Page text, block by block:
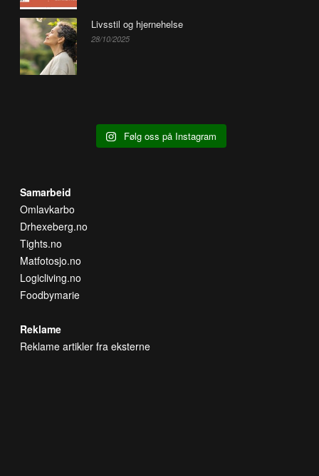
Livsstil og hjernehelse
28/10/2025
Følg oss på Instagram
Samarbeid
Omlavkarbo
Drhexeberg.no
Tights.no
Matfotosjo.no
Logicliving.no
Foodbymarie
Reklame
Reklame artikler fra eksterne